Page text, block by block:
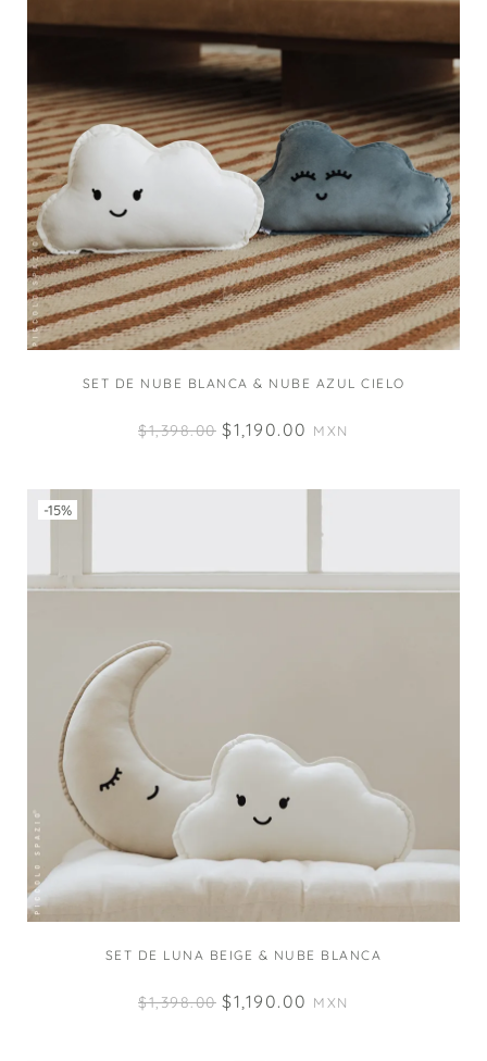
SET DE NUBE BLANCA & NUBE AZUL CIELO
$1,398.00 $1,190.00 MXN
-15%
SET DE LUNA BEIGE & NUBE BLANCA
$1,398.00 $1,190.00 MXN